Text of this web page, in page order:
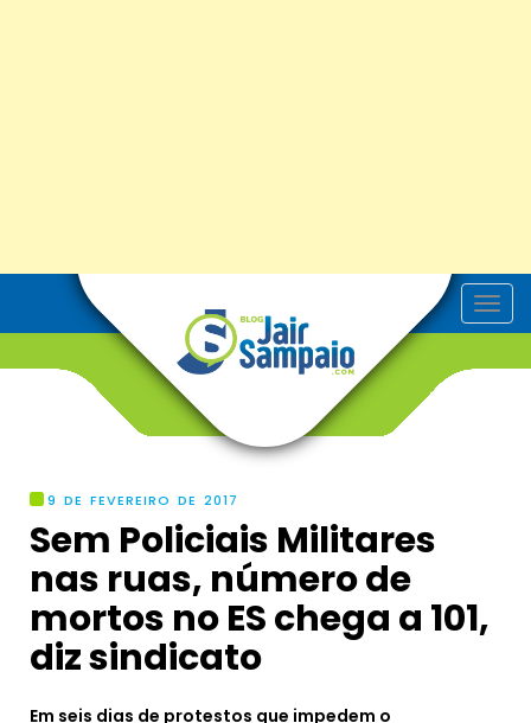
T
o
9 DE FEVEREIRO DE 2017
Sem Policiais Militares
nas ruas, número de
mortos no ES chega a 101,
diz sindicato
Em seis dias de protestos que impedem o